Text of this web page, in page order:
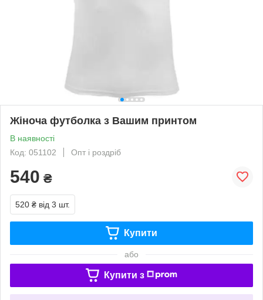
Жіноча футболка з Вашим принтом
В наявності
Код: 051102
Опт і роздріб
540 ₴
520 ₴ від 3 шт.
Купити
або
Купити з